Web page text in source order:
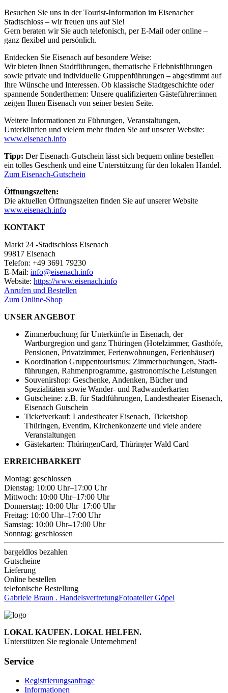
Besuchen Sie uns in der Tourist-Information im Eisenacher
Stadtschloss – wir freuen uns auf Sie!
Gern beraten wir Sie auch telefonisch, per E-Mail oder online –
ganz flexibel und persönlich.
Entdecken Sie Eisenach auf besondere Weise:
Wir bieten Ihnen Stadtführungen, thematische Erlebnisführungen
sowie private und individuelle Gruppenführungen – abgestimmt auf
Ihre Wünsche und Interessen. Ob klassische Stadtgeschichte oder
spannende Sonderthemen: Unsere qualifizierten Gästeführer:innen
zeigen Ihnen Eisenach von seiner besten Seite.
Weitere Informationen zu Führungen, Veranstaltungen,
Unterkünften und vielem mehr finden Sie auf unserer Website:
www.eisenach.info
Tipp: Der Eisenach-Gutschein lässt sich bequem online bestellen –
ein tolles Geschenk und eine Unterstützung für den lokalen Handel.
Zum Eisenach-Gutschein
Öffnungszeiten:
Die aktuellen Öffnungszeiten finden Sie auf unserer Website
www.eisenach.info
KONTAKT
Markt 24 -Stadtschloss Eisenach
99817 Eisenach
Telefon: +49 3691 79230
E-Mail: info@eisenach.info
Website: https://www.eisenach.info
Anrufen und Bestellen
Zum Online-Shop
UNSER ANGEBOT
Zimmerbuchung für Unterkünfte in Eisenach, der
Wartburgregion und ganz Thüringen (Hotelzimmer, Gasthöfe,
Pensionen, Privatzimmer, Ferienwohnungen, Ferienhäuser)
Koordination Gruppentourismus: Zimmer­buchungen, Stadt­
führungen, Rahmen­programme, gastronomische Leistungen
Souvenirshop: Geschenke, Andenken, Bücher und
Spezialitäten sowie Wander- und Radwanderkarten
Gutscheine: z.B. für Stadtführungen, Landestheater Eisenach,
Eisenach Gutschein
Ticketverkauf: Landestheater Eisenach, Ticketshop
Thüringen, Eventim, Kirchenkonzerte und viele andere
Veranstaltungen
Gästekarten: ThüringenCard, Thüringer Wald Card
ERREICHBARKEIT
Montag: geschlossen
Dienstag: 10:00 Uhr–17:00 Uhr
Mittwoch: 10:00 Uhr–17:00 Uhr
Donnerstag: 10:00 Uhr–17:00 Uhr
Freitag: 10:00 Uhr–17:00 Uhr
Samstag: 10:00 Uhr–17:00 Uhr
Sonntag: geschlossen
bargeldlos bezahlen
Gutscheine
Lieferung
Online bestellen
telefonische Bestellung
Gabriele Braun . HandelsvertretungFotoatelier Göpel
LOKAL KAUFEN. LOKAL HELFEN.
Unterstützen Sie regionale Unternehmen!
Service
Registrierungsanfrage
Informationen